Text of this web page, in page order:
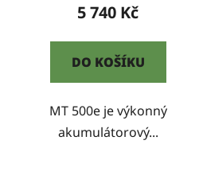
5 740 Kč
DO KOŠÍKU
MT 500e je výkonný
akumulátorový...